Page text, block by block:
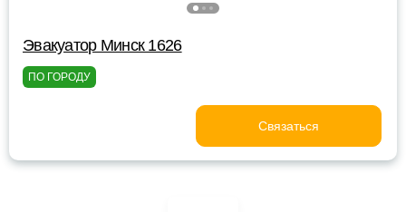
Эвакуатор Минск 1626
ПО ГОРОДУ
Связаться